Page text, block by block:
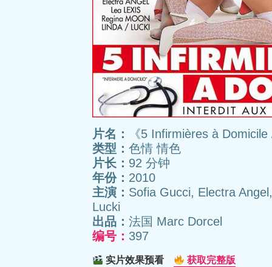
片名：
《5 Infirmières à
类型： 色情 情色
片长： 92 分钟
年份： 2010
主演： Sofia Gucci, Electra
Lucki
出品： 法国 Marc Dorcel
编号： 397
实片效果预看 获取完整版